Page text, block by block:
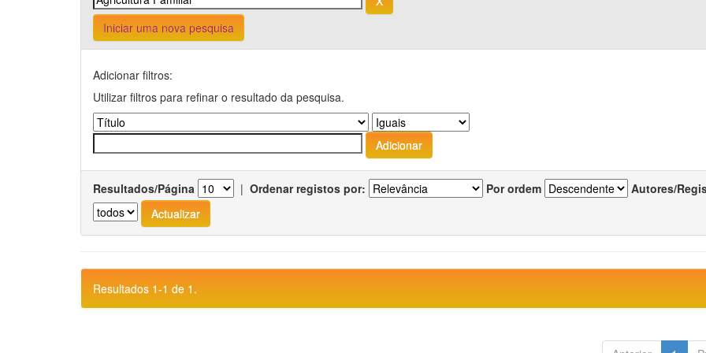
Iniciar uma nova pesquisa
Adicionar filtros:
Utilizar filtros para refinar o resultado da pesquisa.
Resultados/Página | Ordenar registos por: Por ordem Autores/
Resultados 1-1 de 1.